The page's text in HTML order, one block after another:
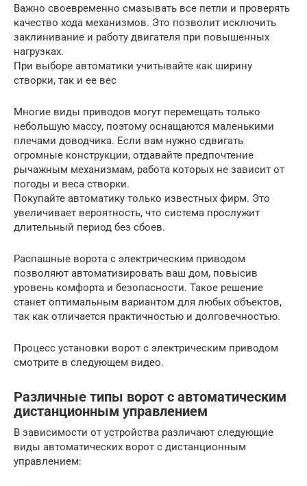
Важно своевременно смазывать все петли и проверять
качество хода механизмов. Это позволит исключить
заклинивание и работу двигателя при повышенных
нагрузках.
При выборе автоматики учитывайте как ширину
створки, так и ее вес
Многие виды приводов могут перемещать только
небольшую массу, поэтому оснащаются маленькими
плечами доводчика. Если вам нужно сдвигать
огромные конструкции, отдавайте предпочтение
рычажным механизмам, работа которых не зависит от
погоды и веса створки.
Покупайте автоматику только известных фирм. Это
увеличивает вероятность, что система прослужит
длительный период без сбоев.
Распашные ворота с электрическим приводом
позволяют автоматизировать ваш дом, повысив
уровень комфорта и безопасности. Такое решение
станет оптимальным вариантом для любых объектов,
так как отличается практичностью и долговечностью.
Процесс установки ворот с электрическим приводом
смотрите в следующем видео.
Различные типы ворот с автоматическим
дистанционным управлением
В зависимости от устройства различают следующие
виды автоматических ворот с дистанционным
управлением: